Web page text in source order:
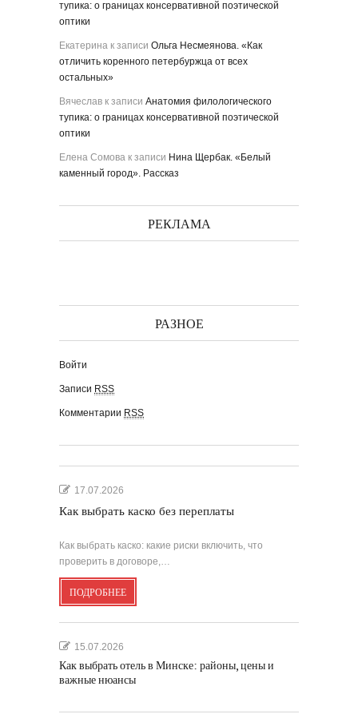
тупика: о границах консервативной поэтической
оптики
Екатерина к записи Ольга Несмеянова. «Как
отличить коренного петербуржца от всех
остальных»
Вячеслав к записи Анатомия филологического
тупика: о границах консервативной поэтической
оптики
Елена Сомова к записи Нина Щербак. «Белый
каменный город». Рассказ
РЕКЛАМА
РАЗНОЕ
Войти
Записи RSS
Комментарии RSS
17.07.2026
Как выбрать каско без переплаты
Как выбрать каско: какие риски включить, что
проверить в договоре,…
ПОДРОБНЕЕ
15.07.2026
Как выбрать отель в Минске: районы, цены и
важные нюансы